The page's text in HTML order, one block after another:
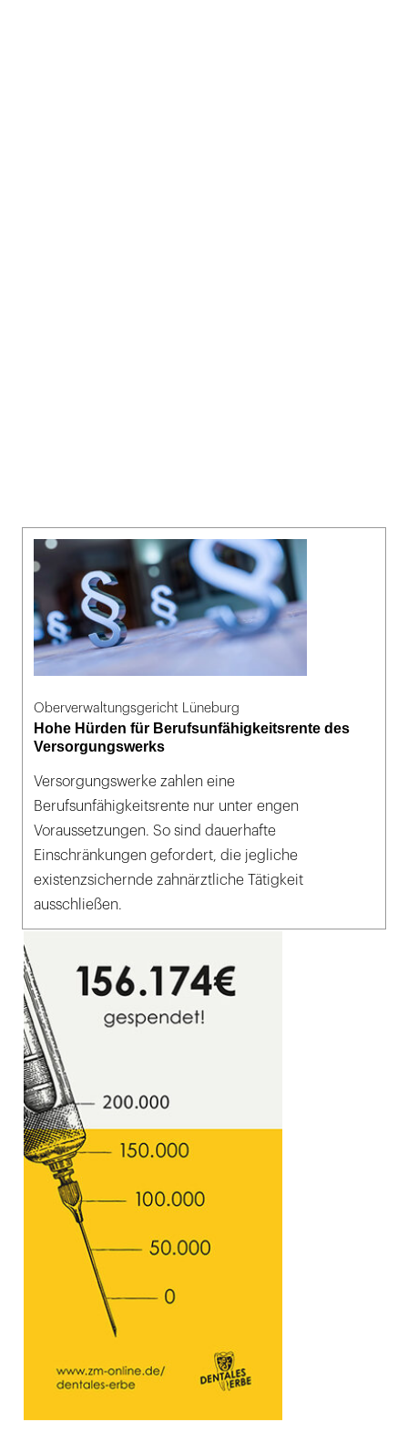
Oberverwaltungsgericht Lüneburg
Hohe Hürden für Berufsunfähigkeitsrente des
Versorgungswerks
Versorgungswerke zahlen eine
Berufsunfähigkeitsrente nur unter engen
Voraussetzungen. So sind dauerhafte
Einschränkungen gefordert, die jegliche
existenzsichernde zahnärztliche Tätigkeit
ausschließen.